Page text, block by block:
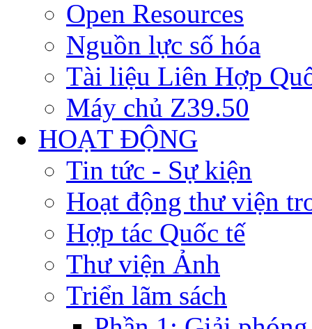
Open Resources
Nguồn lực số hóa
Tài liệu Liên Hợp
Máy chủ Z39.50
HOẠT ĐỘNG
Tin tức - Sự kiện
Hoạt động thư viện
Hợp tác Quốc tế
Thư viện Ảnh
Triển lãm sách